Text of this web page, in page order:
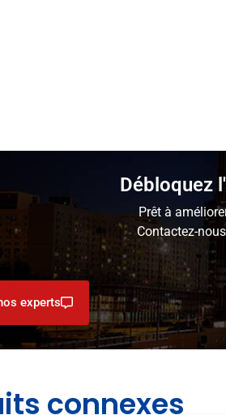
Débloquez
Prêt à
Contactez-
experts
connexes